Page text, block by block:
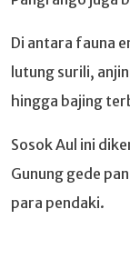
Di antara fauna
lutung surili,
hingga bajing
Sosok Aul ini
Gunung gede
para pendaki.